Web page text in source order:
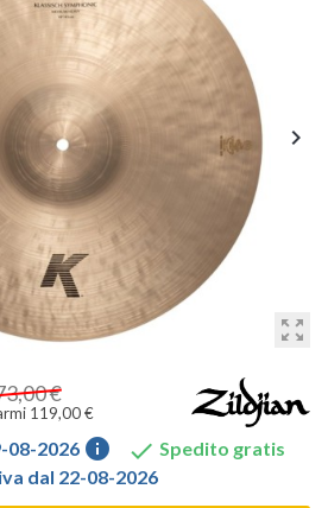
zoom_out_map

€
119,00 €
08-2026 info  Spedito gratis
dal 22-08-2026